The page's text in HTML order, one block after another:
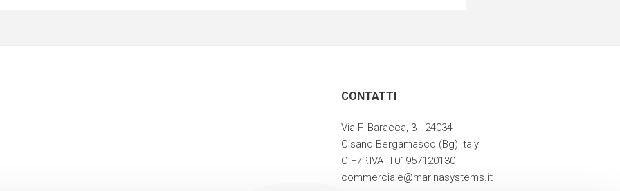
CONTATTI
Via F. Baracca, 3 - 24034
Cisano Bergamasco (Bg) Italy
C.F./P.IVA IT01957120130
commerciale@marinasystems.it